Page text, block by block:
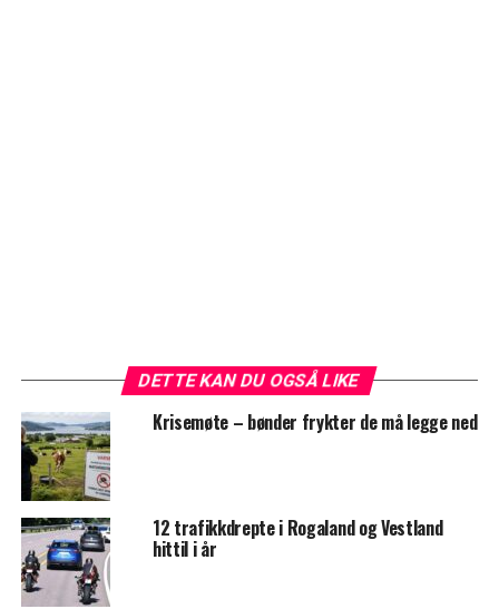
DETTE KAN DU OGSÅ LIKE
Krisemøte – bønder frykter de må legge ned
12 trafikkdrepte i Rogaland og Vestland
hittil i år